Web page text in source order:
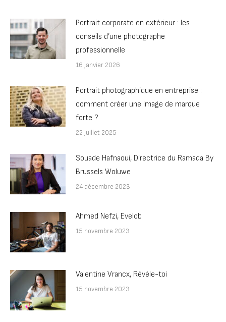
Portrait corporate en extérieur : les
conseils d’une photographe
professionnelle
16 janvier 2026
Portrait photographique en entreprise :
comment créer une image de marque
forte ?
22 juillet 2025
Souade Hafnaoui, Directrice du Ramada By
Brussels Woluwe
24 décembre 2023
Ahmed Nefzi, Evelob
15 novembre 2023
Valentine Vrancx, Révèle-toi
15 novembre 2023